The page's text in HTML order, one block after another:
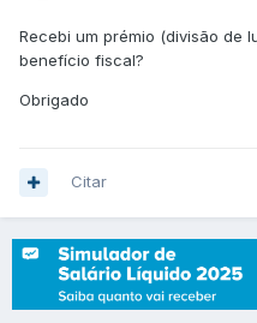
Recebi um prémio (divisão de
benefício fiscal?
Obrigado
Citar